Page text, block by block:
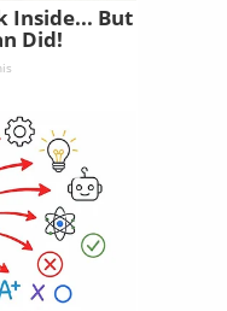
Inside... But
Did!